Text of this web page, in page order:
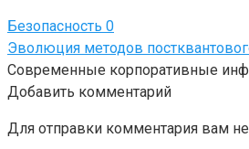
Безопасность 0
Эволюция методов
Современные корпоративные
Добавить комментарий
Для отправки комментария вам